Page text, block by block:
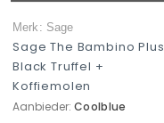
Merk: Sage
Sage The Bambino Plus
Black Truffel +
Koffiemolen
Aanbieder: Coolblue